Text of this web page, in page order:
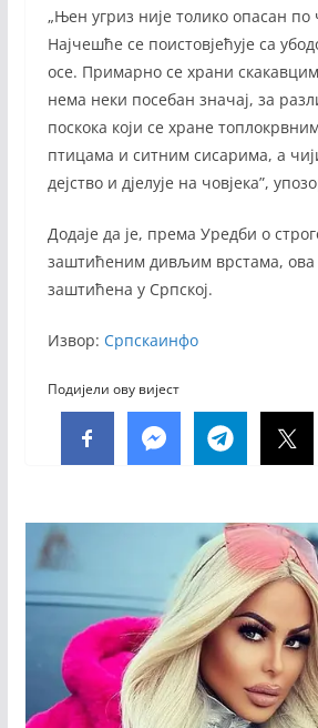
„Њен угриз није толико опасан по
Најчешће се поистовјећује са
осе. Примарно се храни
нема неки посебан значај, за
поскока који се хране
птицама и ситним сисарима, а
дејство и дјелује на човјека”,
Додаје да је, према Уредби о
заштићеним дивљим врстама, ова
заштићена у Српској.
Извор: Српскаинфо
Подијели ову вијест